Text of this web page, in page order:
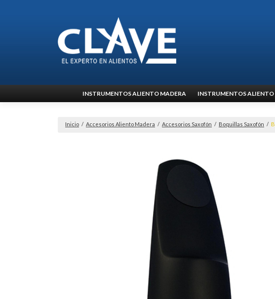
al
INSTRUMENTOS ALIENTO MADERA INSTRUMENTOS
Inicio / Accesorios Aliento Madera / Accesorios Saxofón / Boquillas Saxofón /